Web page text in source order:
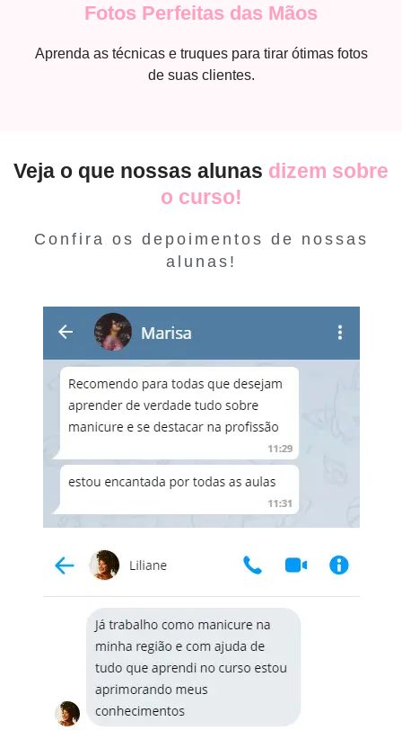
Fotos Perfeitas das Mãos
Aprenda as técnicas e truques para tirar ótimas fotos
de suas clientes.
Veja o que nossas alunas dizem sobre
o curso!
Confira os depoimentos de nossas
alunas!